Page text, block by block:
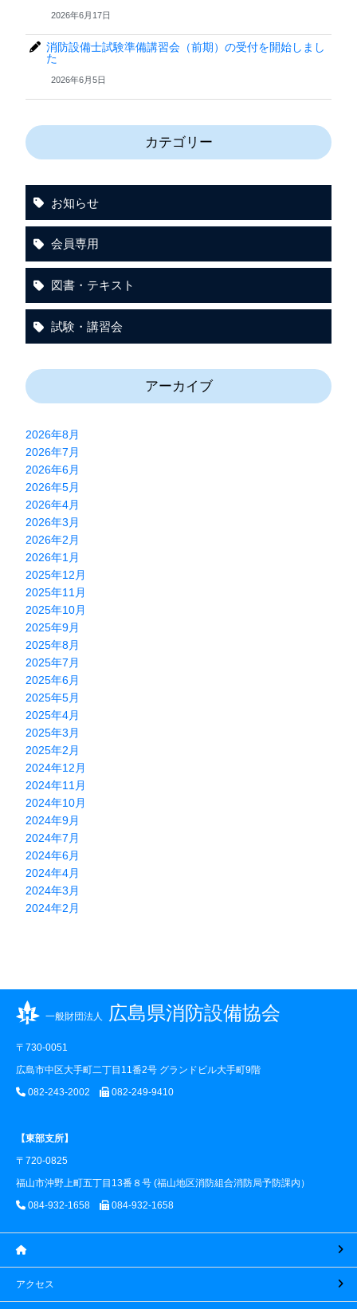
2026年6月17日
消防設備士試験準備講習会（前期）の受付を開始しまし
た
2026年6月5日
カテゴリー
お知らせ
会員専用
図書・テキスト
試験・講習会
アーカイブ
2026年8月
2026年7月
2026年6月
2026年5月
2026年4月
2026年3月
2026年2月
2026年1月
2025年12月
2025年11月
2025年10月
2025年9月
2025年8月
2025年7月
2025年6月
2025年5月
2025年4月
2025年3月
2025年2月
2024年12月
2024年11月
2024年10月
2024年9月
2024年7月
2024年6月
2024年4月
2024年3月
2024年2月
一般財団法人 広島県消防設備協会
〒730-0051
広島市中区大手町二丁目11番2号 グランドビル大手町9階
082-243-2002
082-249-9410
【東部支所】
〒720-0825
福山市沖野上町五丁目13番８号 (福山地区消防組合消防局予防課内）
084-932-1658
084-932-1658
アクセス